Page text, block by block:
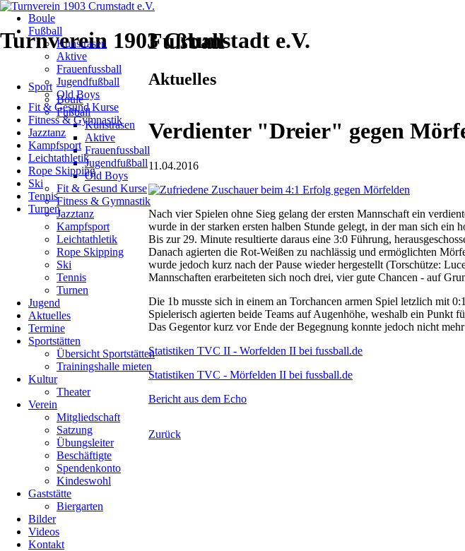
Turnverein 1903 Crumstadt e.V.
Navigation
überspringen
Sport
Boule
Fußball
Kunstrasen
Aktive
Frauenfussball
Jugendfußball
Old Boys
Fit & Gesund Kurse
Fitness & Gymnastik
Jazztanz
Kampfsport
Leichtathletik
Rope Skipping
Ski
Tennis
Turnen
Jugend
Aktuelles
Termine
Sportstätten
Übersicht Sportstätten
Trainingshalle mieten
Kultur
Theater
Verein
Mitgliedschaft
Satzung
Übungsleiter
Beschäftigte
Spendenkonto
Kindeswohl
Gaststätte
Biergarten
Bilder
Videos
Kontakt
Fußball
Aktuelles
Verdienter "Dreier" gegen
11.04.2016
Nach vier Spielen ohne Sieg gelang der ersten Mannschaft ein
wurde in der starken ersten halben Stunde gelegt, in der man sich ein
Bis zur 29. Minute resultierte daraus eine 3:0 Führung,
Danach agierten die Rot-Weißen zu nachlässig und ermöglichten
wurde jedoch kurz nach der Pause wieder hergestellt (Torschütze:
Mannschaften erarbeiteten sich noch drei, vier gute Chancen - auf
Die 1b musste sich in einem an Torchancen armen Spiel letzlich mit
Spielerisch agierten beide Teams auf Augenhöhe, weshalb ein Punkt
Das Gegentor kurz vor Ende der Begegnung konnte jedoch nicht
Statistiken TVC II - Worfelden II bei fussball.de
Statistiken TVC - Mörfelden II bei fussball.de
Bericht aus dem Echo
Zurück
Navigation
überspringen
Boule
Fußball
Kunstrasen
Aktive
Frauenfussball
Jugendfußball
Old Boys
Fit & Gesund Kurse
Fitness & Gymnastik
Jazztanz
Kampfsport
Leichtathletik
Rope Skipping
Ski
Tennis
Turnen